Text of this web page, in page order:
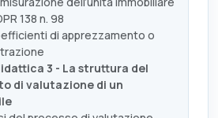
138 n. 98
di apprezzamento o
3 - La struttura del
di valutazione di un